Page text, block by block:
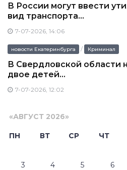
В России могут ввести
вид транспорта...
7-07-2026, 14:06
новости Екатеринбурга / Криминал
В Свердловской области
двое детей...
7-07-2026, 12:02
«АВГУСТ 2026»
ПН ВТ СР ЧТ
3
4 5 6